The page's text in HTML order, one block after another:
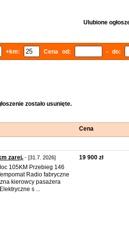
Ulubione
+km: Cena od: - do:
zostało usunięte.
Cena
zarej. - [31.7. 2026]
105KM Przebieg 146
Radio fabryczne
kierowcy pasażera
s ...
19 900 zł